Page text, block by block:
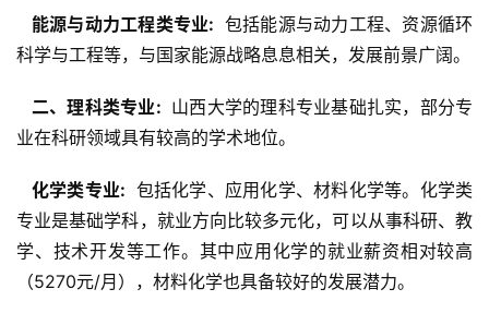
  能源与动力工程类专业:
包括能源与动力工程、资源循环
科学与工程等，与国家能源战略息息相关，发展前景广阔。
  二、理科类专业:
山西大学的理科专业基础扎实，部分专
业在科研领域具有较高的学术地位。
  化学类专业:
包括化学、应用化学、材料化学等。化学类
专业是基础学科，就业方向比较多元化，可以从事科研、教
学、技术开发等工作。其中应用化学的就业薪资相对较高
（5270元/月），材料化学也具备较好的发展潜力。